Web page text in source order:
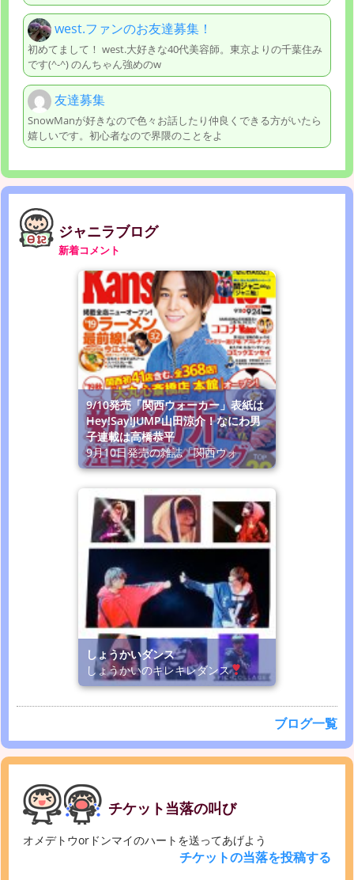
west.ファンのお友達募集！
初めてまして！ west.大好きな40代美容師。東京よりの千葉住み
です(^-^) のんちゃん強めのw
友達募集
SnowManが好きなので色々お話したり仲良くできる方がいたら
嬉しいです。初心者なので界隈のことをよ
ジャニラブログ
新着コメント
9/10発売「関西ウォーカー」表紙は
Hey!Say!JUMP山田涼介！なにわ男
子連載は高橋恭平
9月10日発売の雑誌「関西ウォ
しょうかいダンス
しょうかいのキレキレダンス
ブログ一覧
チケット当落の叫び
オメデトウorドンマイのハートを送ってあげよう
チケットの当落を投稿する